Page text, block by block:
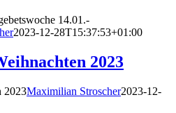
14.01.-
2023-12-28T15:37:53+01:00
2023
2023Maximilian Stroscher2023-12-